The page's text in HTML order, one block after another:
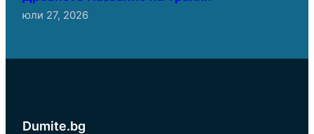
юли 27, 2026
Dumite.bg